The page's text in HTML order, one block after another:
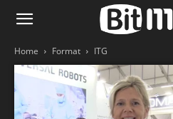
Home Format ITG